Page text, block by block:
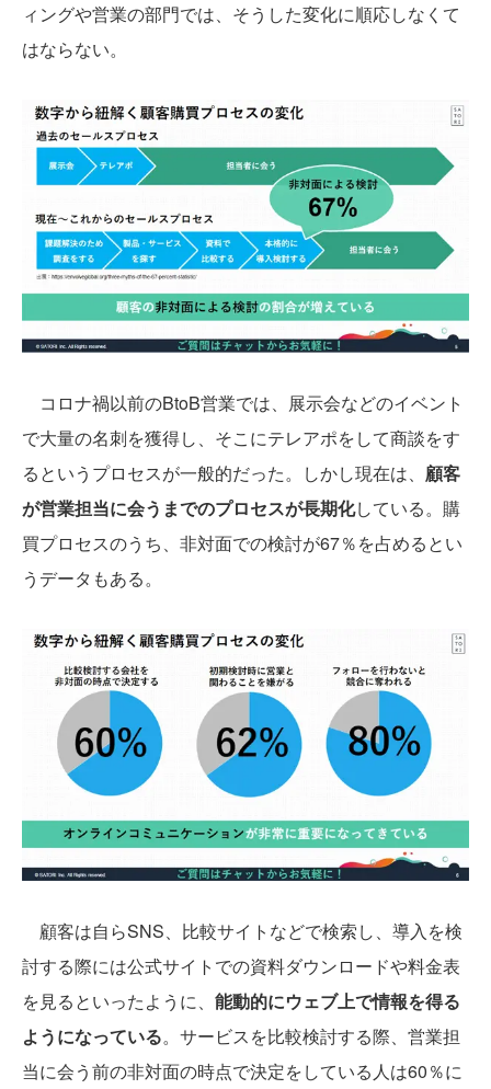
ィングや営業の部門では、そうした変化に順応しなくて
はならない。
コロナ禍以前のBtoB営業では、展示会などのイベント
で大量の名刺を獲得し、そこにテレアポをして商談をす
るというプロセスが一般的だった。しかし現在は、 顧客
が営業担当に会うまでのプロセスが長期化している。購
買プロセスのうち、非対面での検討が67％を占めるとい
うデータもある。
顧客は自らSNS、比較サイトなどで検索し、導入を検
討する際には公式サイトでの資料ダウンロードや料金表
を見るといったように、 能動的にウェブ上で情報を得る
ようになっている。サービスを比較検討する際、営業担
当に会う前の非対面の時点で決定をしている人は60％に